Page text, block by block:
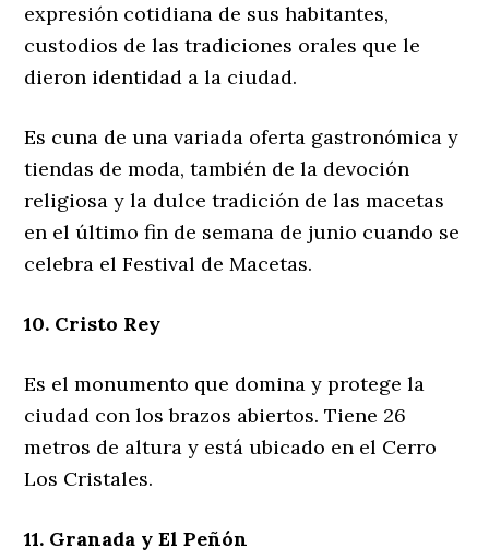
expresión cotidiana de sus habitantes,
custodios de las tradiciones orales que le
dieron identidad a la ciudad.
Es cuna de una variada oferta gastronómica y
tiendas de moda, también de la devoción
religiosa y la dulce tradición de las macetas
en el último fin de semana de junio cuando se
celebra el Festival de Macetas.
10. Cristo Rey
Es el monumento que domina y protege la
ciudad con los brazos abiertos. Tiene 26
metros de altura y está ubicado en el Cerro
Los Cristales.
11. Granada y El Peñón